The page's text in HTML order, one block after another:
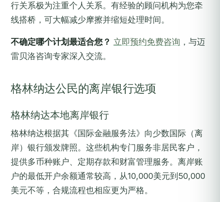
行关系极为注重个人关系。有经验的顾问机构为您牵
线搭桥，可大幅减少摩擦并缩短处理时间。
不确定哪个计划最适合您？ 立即预约免费咨询 ，与迈
雷贝洛咨询专家深入交流。
格林纳达公民的离岸银行选项
格林纳达本地离岸银行
格林纳达根据其《国际金融服务法》向少数国际（离
岸）银行颁发牌照。这些机构专门服务非居民客户，
提供多币种账户、定期存款和财富管理服务。离岸账
户的最低开户余额通常较高，从10,000美元到50,000
美元不等，合规流程也相应更为严格。